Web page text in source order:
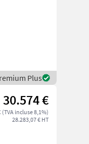
Plus
30.574 €
(TVA incluse 8,1%)
28.283,07 € HT